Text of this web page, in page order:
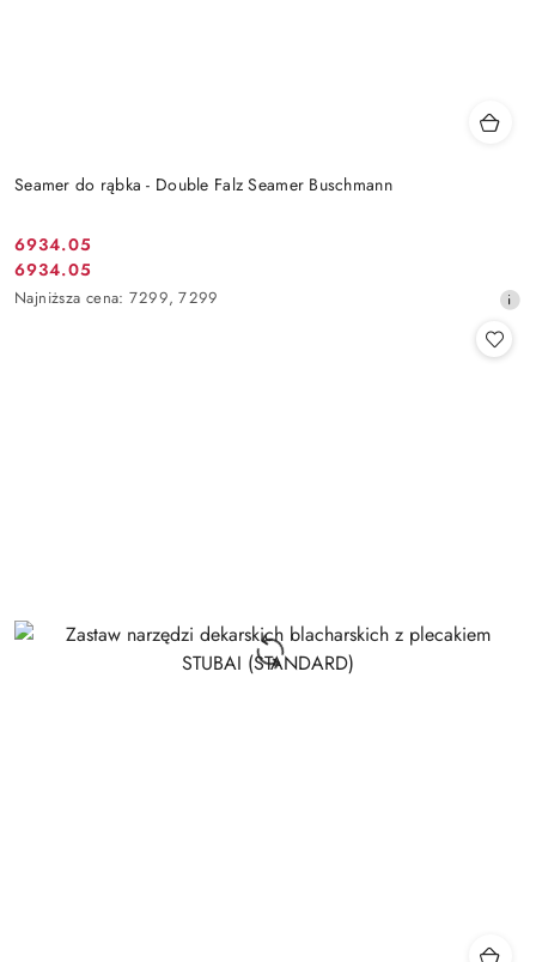
Seamer do rąbka - Double Falz Seamer Buschmann
Cena
promocyjna:
6934.05
Cena
promocyjna:
6934.05
Najniższa
Najniższa cena: 7299, 7299